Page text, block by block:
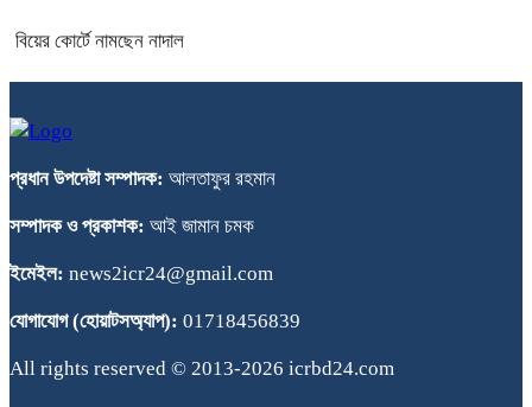
বিয়ের কোর্টে নামছেন নাদাল
প্রধান উপদেষ্টা সম্পাদক: আলতাফুর রহমান
সম্পাদক ও প্রকাশক: আই জামান চমক
ইমেইল: news2icr24@gmail.com
যোগাযোগ (হোয়াটসঅ্যাপ): 01718456839
All rights reserved © 2013-2026 icrbd24.com